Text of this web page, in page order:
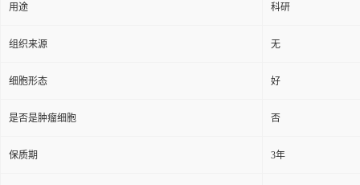
用途 科研
组织来源 无
细胞形态 好
是否是肿瘤细胞 否
保质期 3年